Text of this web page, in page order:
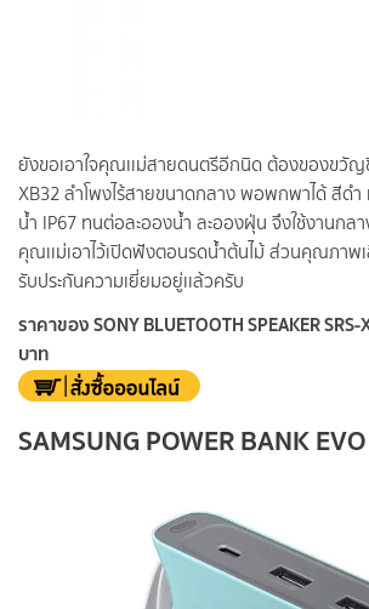
ยังขอเอาใจคุณเเม่สายดนตรีอีกนิด ต้องของขวัญ
XB32 ลำโพงไร้สายขนาดกลาง พอพกพาได้ สี
น้ำ IP67 ทนต่อละอองน้ำ ละอองฝุ่น จึงใช้งานกลา
คุณเเม่เอาไว้เปิดฟังตอนรดน้ำต้นไม้ ส่วนคุณภาพเ
รับประกันความเยี่ยมอยู่เเล้วครับ
ราคาของ SONY BLUETOOTH SPEAKER
บาท
SAMSUNG POWER BANK